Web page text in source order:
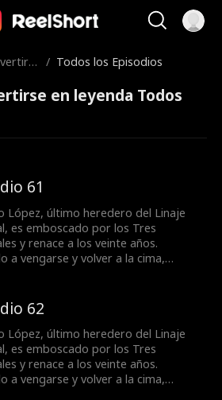
/ Todos los Episodios
en leyenda Todos
61
López, último heredero del Linaje
es emboscado por los Tres
y renace a los veinte años.
a vengarse y volver a la cima,
lo despreciaron y humilla a su exnovia
Salazar. Lorenzo resuelve la crisis
Vega, derrota al gran maestro
y se convierte en una figura
62
López, último heredero del Linaje
es emboscado por los Tres
y renace a los veinte años.
a vengarse y volver a la cima,